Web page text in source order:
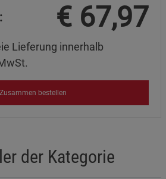
€ 67,97
Lieferung innerhalb
Zusammen bestellen
der Kategorie
anzeigen
(3)
Cookies
Informationenanzeigen